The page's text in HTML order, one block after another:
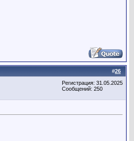
#26
Регистрация: 31.05.2025
Сообщений: 250